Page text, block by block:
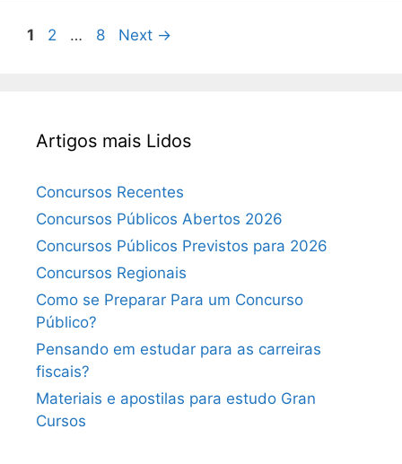
Page
1 Page
2 … Page
8 Next →
Artigos mais Lidos
Concursos Recentes
Concursos Públicos Abertos 2026
Concursos Públicos Previstos para 2026
Concursos Regionais
Como se Preparar Para um Concurso
Público?
Pensando em estudar para as carreiras
fiscais?
Materiais e apostilas para estudo Gran
Cursos